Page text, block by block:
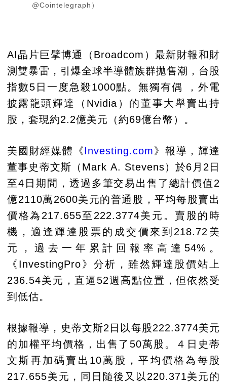
@Cointelegraph）
AI晶片巨擘博通（Broadcom）最新財報和財
測雙暴雷，引爆全球半導體族群拋售潮，台股
指數5日一度急殺1000點。無獨有偶 ，外電
披露龍頭輝達（Nvidia）的董事大舉賣出持
股，套現約2.2億美元（約69億台幣）。
美國財經媒體《Investing.com》報導，輝達
董事史蒂文斯（Mark A. Stevens）於6月2日
至4日期間，透過多筆交易出售了總計價值2
億2110萬2600美元的普通股，平均每股賣出
價格為217.655至222.3774美元。賣股的時
機，適逢輝達股票的成交價來到218.72美
元，過去一年累計回報率高達54%。
《InvestingPro》分析，雖然輝達股價站上
236.54美元，直逼52週高點位置，但依然受
到低估。
根據報導，史蒂文斯2日以每股222.3774美元
的加權平均價格，出售了50萬股。４日史蒂
文斯再加碼賣出10萬股，平均價格為每股
217.655美元，同日隨後又以220.371美元的